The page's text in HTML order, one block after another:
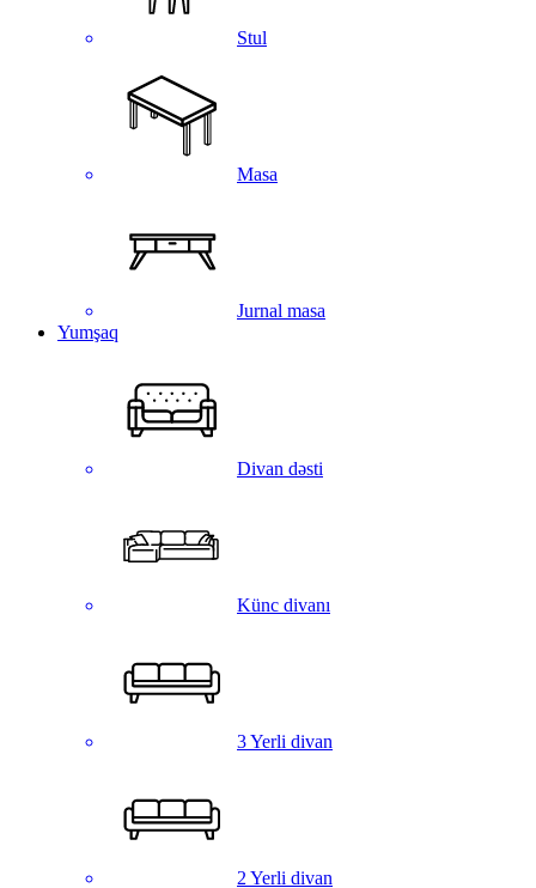
Stul
Masa
Jurnal masa
Yumşaq
Divan dəsti
Künc divanı
3 Yerli divan
2 Yerli divan